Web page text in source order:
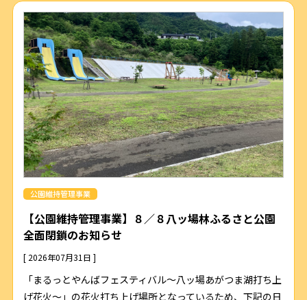
公園維持管理事業
【公園維持管理事業】８／８八ッ場林ふるさと公園
全面閉鎖のお知らせ
[ 2026年07月31日 ]
「まるっとやんばフェスティバル〜八ッ場あがつま湖打ち上
げ花火〜」の花火打ち上げ場所となっているため、下記の日